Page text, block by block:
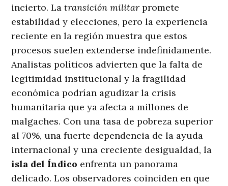
incierto. Latransición militar promete
estabilidad y elecciones, pero la experiencia
reciente en la región muestra que estos
procesos suelen extenderse indefinidamente.
Analistas políticos advierten que la falta de
legitimidad institucional y la fragilidad
económica podrían agudizar la crisis
humanitaria que ya afecta a millones de
malgaches. Con una tasa de pobreza superior
al 70%, una fuerte dependencia de la ayuda
internacional y una creciente desigualdad, la
isla del Índico enfrenta un panorama
delicado. Los observadores coinciden en que